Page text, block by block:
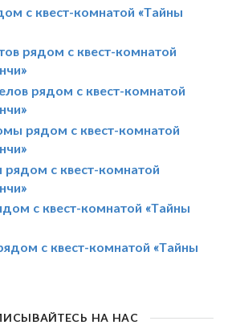
с квест-комнатой «Тайны
рядом с квест-комнатой
рядом с квест-комнатой
рядом с квест-комнатой
рядом с квест-комнатой
с квест-комнатой «Тайны
с квест-комнатой «Тайны
НА НАС